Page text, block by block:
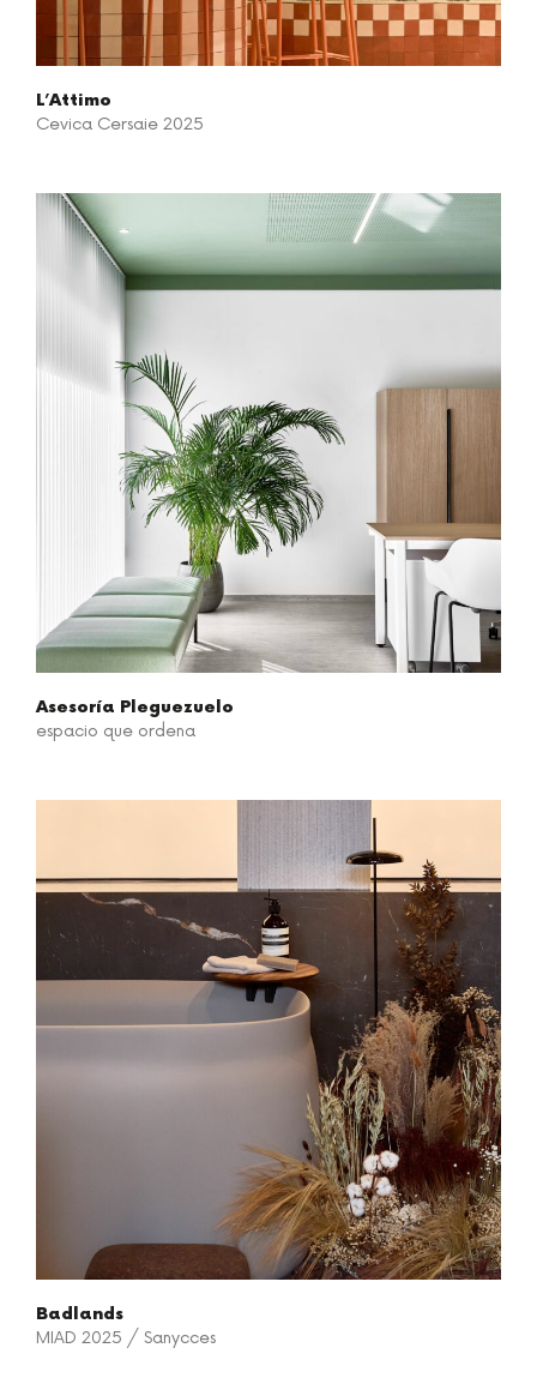
L’Attimo
Cevica Cersaie 2025
Asesoría Pleguezuelo
espacio que ordena
Badlands
MIAD 2025 / Sanycces